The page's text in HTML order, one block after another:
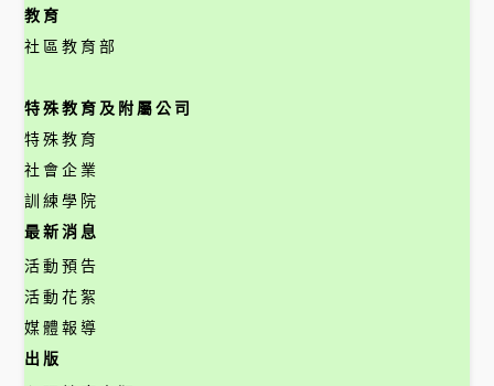
教育
社區教育部
特殊教育及附屬公司
特殊教育
社會企業
訓練學院
最新消息
活動預告
活動花絮
媒體報導
出版